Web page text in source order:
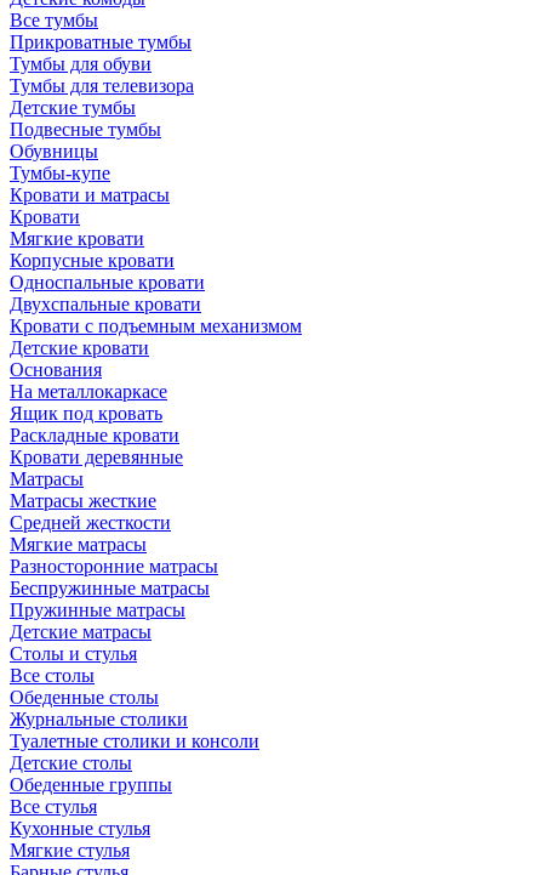
Все тумбы
Прикроватные тумбы
Тумбы для обуви
Тумбы для телевизора
Детские тумбы
Подвесные тумбы
Обувницы
Тумбы-купе
Кровати и матрасы
Кровати
Мягкие кровати
Корпусные кровати
Односпальные кровати
Двухспальные кровати
Кровати с подъемным механизмом
Детские кровати
Основания
На металлокаркасе
Ящик под кровать
Раскладные кровати
Кровати деревянные
Матрасы
Матрасы жесткие
Средней жесткости
Мягкие матрасы
Разносторонние матрасы
Беспружинные матрасы
Пружинные матрасы
Детские матрасы
Столы и стулья
Все столы
Обеденные столы
Журнальные столики
Туалетные столики и консоли
Детские столы
Обеденные группы
Все стулья
Кухонные стулья
Мягкие стулья